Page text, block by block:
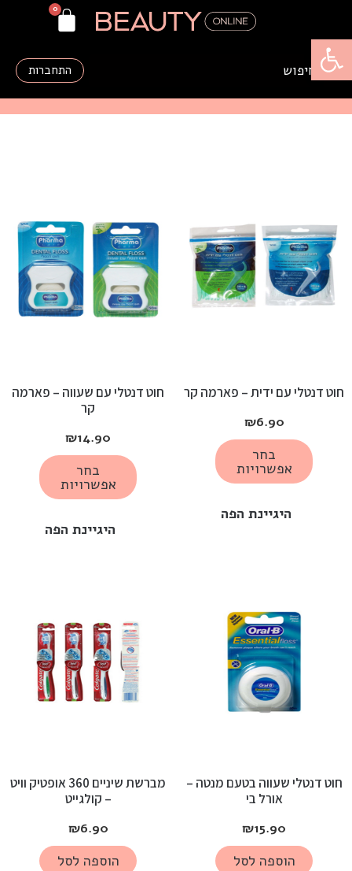
התחברות
היגיינת הפה
חוט דנטלי עם ידית – פארמה קר
₪6.90
בחר
אפשרויות
היגיינת הפה
חוט דנטלי עם שעווה – פארמה
קר
₪14.90
בחר
אפשרויות
חוט דנטלי שעווה בטעם מנטה –
אורל בי
₪15.90
הוספה לסל
מברשת שיניים 360 אופטיק וויט
– קולגייט
₪6.90
הוספה לסל
פתח סרגל נגישות